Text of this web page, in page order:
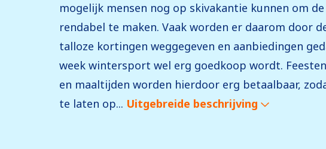
mogelijk mensen nog op skivakantie kunnen om
rendabel te maken. Vaak worden er daarom door
talloze kortingen weggegeven en aanbiedingen
week wintersport wel erg goedkoop wordt.
en maaltijden worden hierdoor erg betaalbaar,
te laten op... Uitgebreide beschrijving